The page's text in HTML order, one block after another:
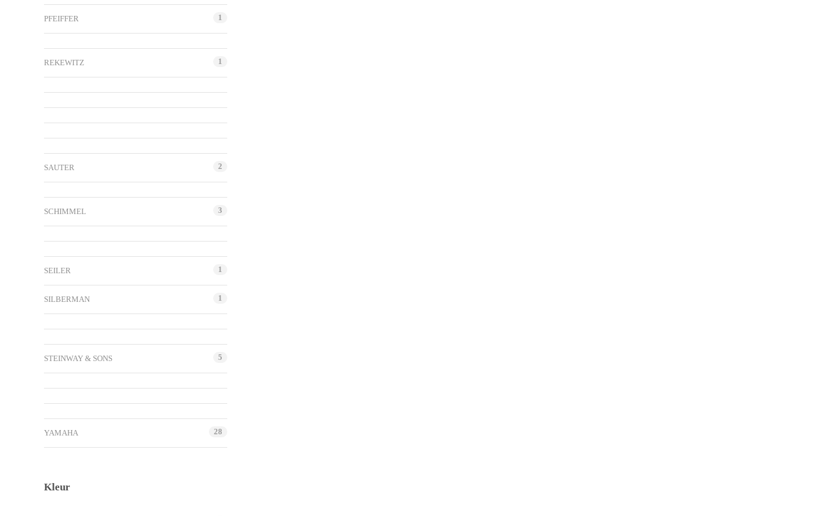
PFEIFFER 1
REKEWITZ 1
SAUTER 2
SCHIMMEL 3
SEILER 1
SILBERMAN 1
STEINWAY & SONS 5
YAMAHA 28
Kleur